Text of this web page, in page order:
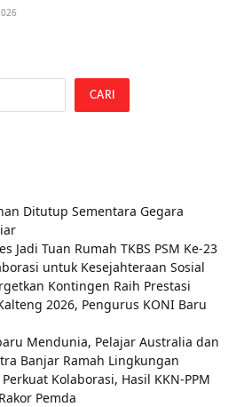
CARI
Ditutup Sementara Gegara
Jadi Tuan Rumah TKBS PSM Ke-23
untuk Kesejahteraan Sosial
Kontingen Raih Prestasi
2026, Pengurus KONI Baru
Mendunia, Pelajar Australia dan
Banjar Ramah Lingkungan
Kolaborasi, Hasil KKN-PPM
Pemda